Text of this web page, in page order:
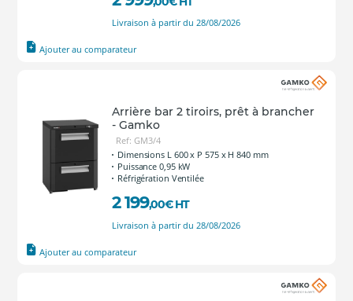
Livraison à partir du 28/08/2026
Ajouter au comparateur
Arrière bar 2 tiroirs, prêt à brancher
- Gamko
Ref: GM3/4
Dimensions L 600 x P 575 x H 840 mm
Puissance 0,95 kW
Réfrigération Ventilée
2 199,00€ HT
Livraison à partir du 28/08/2026
Ajouter au comparateur